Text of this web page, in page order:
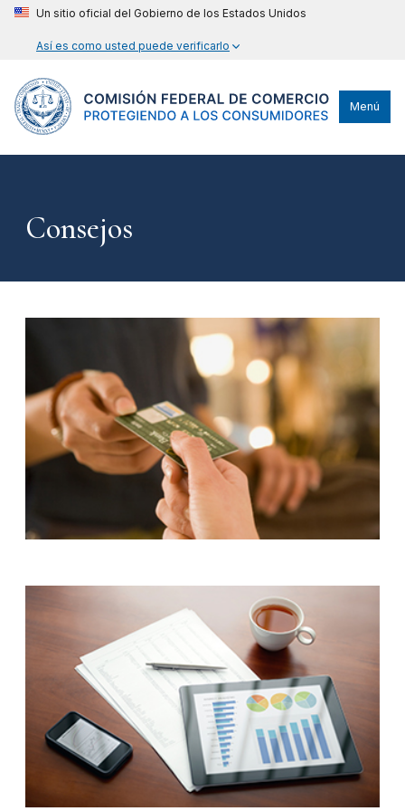
Un sitio oficial del Gobierno de los Estados Unidos
Así es como usted puede verificarlo
Menú
Consejos